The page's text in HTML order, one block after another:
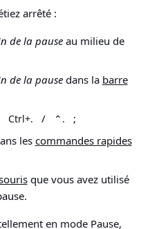
arrêté :
de la pauseau milieu de
de la pausedans la barre
Ctrl+. / ⌃.
;
les commandes rapides
que vous avez utilisé
en mode Pause,